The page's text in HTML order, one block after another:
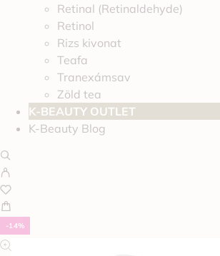
Retinal (Retinaldehyde)
Retinol
Rizs kivonat
Teafa
Tranexámsav
Zöld tea
K-BEAUTY OUTLET
K-Beauty Blog
-14%